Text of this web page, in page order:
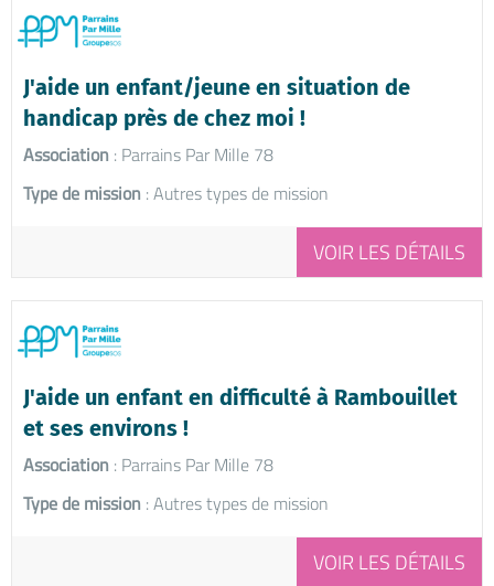
J'aide un enfant/jeune en situation de
handicap près de chez moi !
Association : Parrains Par Mille 78
Type de mission : Autres types de mission
VOIR LES DÉTAILS
J'aide un enfant en difficulté à Rambouillet
et ses environs !
Association : Parrains Par Mille 78
Type de mission : Autres types de mission
VOIR LES DÉTAILS